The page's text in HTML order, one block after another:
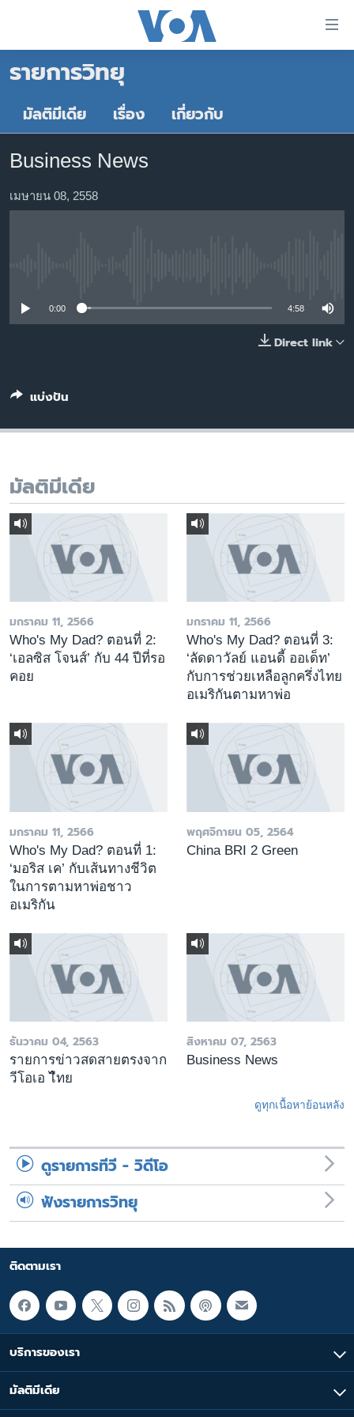
ต่อ
เนื้อหา
ข้าม
หน้า
การ
ค้นหา
หน้าหลัก
โลก
เอเชีย
สหรัฐฯ
ไทย
ไลฟ์สไตล์
พอดคาสต์
เลือกภาษา
รายการวิทยุ
มัลติมีเดีย เรื่อง เกี่ยวกับ
Business News
เมษายน 08, 2558
0:00 4:58
Direct link
แบ่งปัน
มัลติมีเดีย
มกราคม 11, 2566
Who's My Dad? ตอนที่ 2:
‘เอลซิส โจนส์’ กับ 44 ปีที่รอ
คอย
มกราคม 11, 2566
Who's My Dad? ตอนที่ 3:
‘ลัดดาวัลย์ แอนดี้ ออเด็ท’
กับการช่วยเหลือลูกครึ่งไทย
อเมริกันตามหาพ่อ
มกราคม 11, 2566
Who's My Dad? ตอนที่ 1:
‘มอริส เค’ กับเส้นทางชีวิต
ในการตามหาพ่อชาว
อเมริกัน
พฤศจิกายน 05, 2564
China BRI 2 Green
ธันวาคม 04, 2563
รายการข่าวสดสายตรงจาก
วีโอเอ ไืทย
สิงหาคม 07, 2563
Business News
ดูทุกเนื้อหาย้อนหลัง
ดูรายการทีวี - วิดีโอ
ฟังรายการวิทยุ
ติดตามเรา
บริการของเรา
มัลติมีเดีย